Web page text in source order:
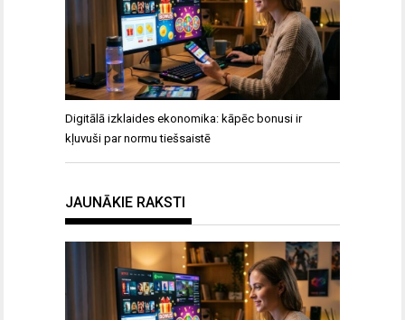
Digitālā izklaides ekonomika: kāpēc bonusi ir
kļuvuši par normu tiešsaistē
JAUNĀKIE RAKSTI